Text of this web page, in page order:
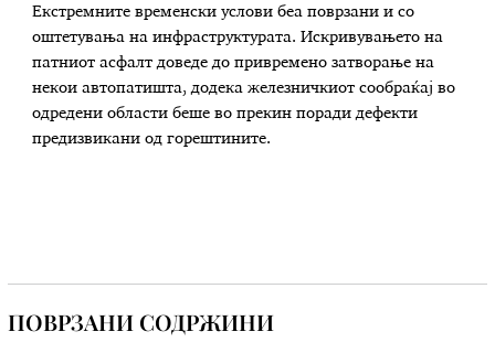
Екстремните временски услови беа поврзани и со
оштетувања на инфраструктурата. Искривувањето на
патниот асфалт доведе до привремено затворање на
некои автопатишта, додека железничкиот сообраќај во
одредени области беше во прекин поради дефекти
предизвикани од горештините.
ПОВРЗАНИ СОДРЖИНИ